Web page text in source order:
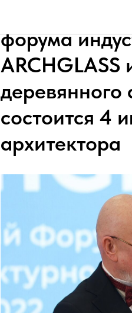
форума
деревянного
состоится 4
архитектора